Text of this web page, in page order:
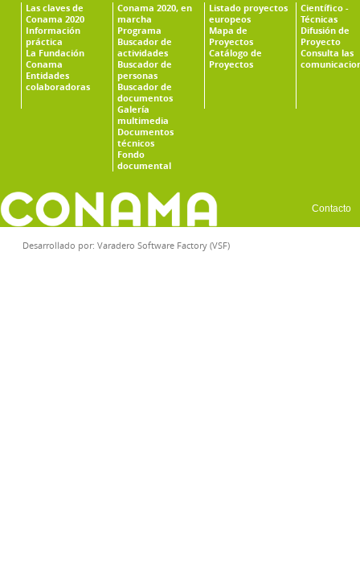
Las claves de
Conama 2020
Información
práctica
La Fundación
Conama
Entidades
colaboradoras
Conama 2020, en
marcha
Programa
Buscador de
actividades
Buscador de
personas
Buscador de
documentos
Galería
multimedia
Documentos
técnicos
Fondo
documental
Listado proyectos
europeos
Mapa de
Proyectos
Catálogo de
Proyectos
Científico -
Técnicas
Difusión de
Proyecto
Consulta las
Contacto
Desarrollado por: Varadero Software Factory (VSF)